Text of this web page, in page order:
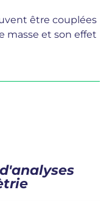
être couplées
masse et son effet